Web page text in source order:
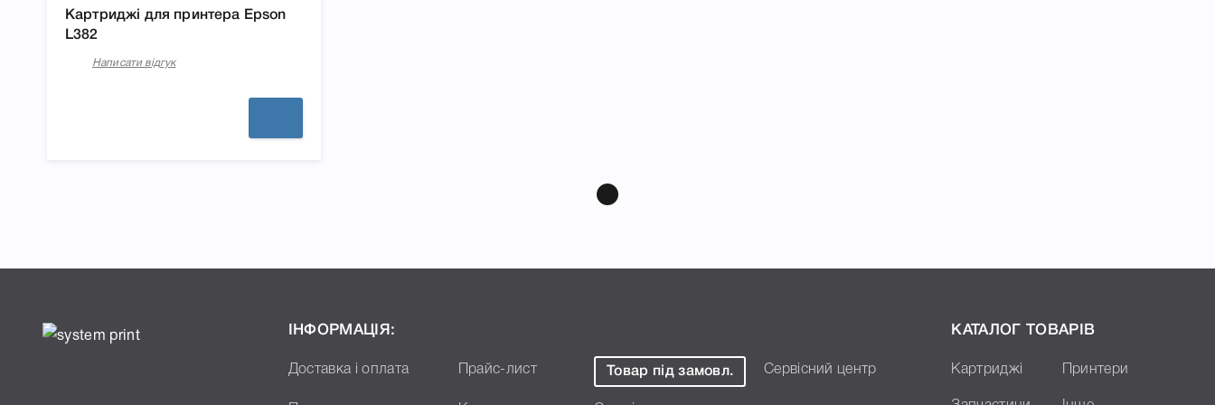
Картриджі для принтера Epson
L382
Написати відгук
ІНФОРМАЦІЯ:
Доставка і оплата Прайс-лист Товар під замовл. Сервісний центр
КАТАЛОГ ТОВАРІВ
Картриджі Принтери